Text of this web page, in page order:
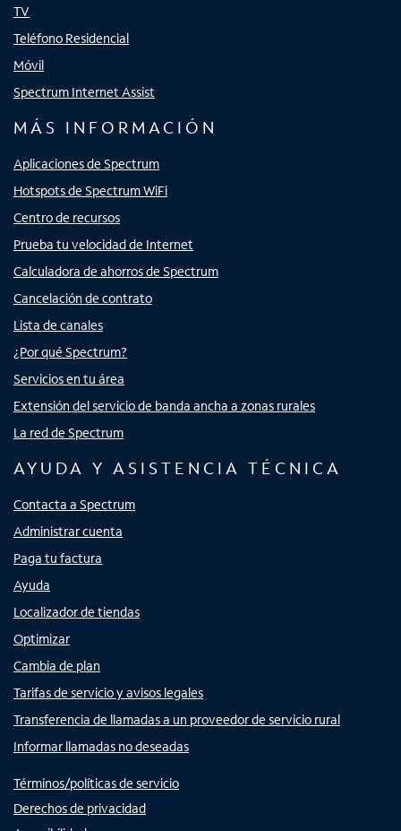
TV
Teléfono Residencial
Móvil
Spectrum Internet Assist
MÁS INFORMACIÓN
Aplicaciones de Spectrum
Hotspots de Spectrum WiFi
Centro de recursos
Prueba tu velocidad de Internet
Calculadora de ahorros de Spectrum
Cancelación de contrato
Lista de canales
¿Por qué Spectrum?
Servicios en tu área
Extensión del servicio de banda ancha a zonas rurales
La red de Spectrum
AYUDA Y ASISTENCIA TÉCNICA
Contacta a Spectrum
Administrar cuenta
Paga tu factura
Ayuda
Localizador de tiendas
Optimizar
Cambia de plan
Tarifas de servicio y avisos legales
Transferencia de llamadas a un proveedor de servicio rural
Informar llamadas no deseadas
Términos/políticas de servicio
Derechos de privacidad